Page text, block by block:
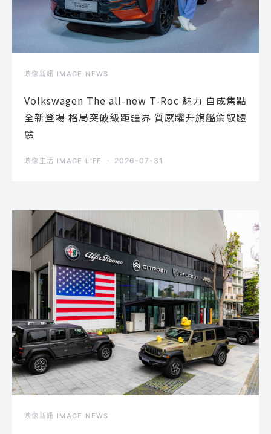
映像新訊 IMAGE NEWS
Volkswagen The all-new T-Roc 魅力 自成焦點
全新登場 格局突破級距疆界 質感躍升旗艦駕馭體
驗
映像生活 IMAGE LIFE 2026-07-31
映像新訊 IMAGE NEWS